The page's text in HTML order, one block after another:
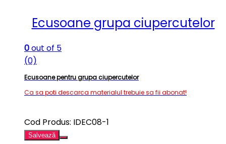
Ecusoane grupa ciupercutelor
0out of 5
(0)
Ecusoane pentru grupa ciupercutelor
Ca sa poti descarca materialul trebuie sa fii abonat!
Cod Produs: IDEC08-1
Salvează